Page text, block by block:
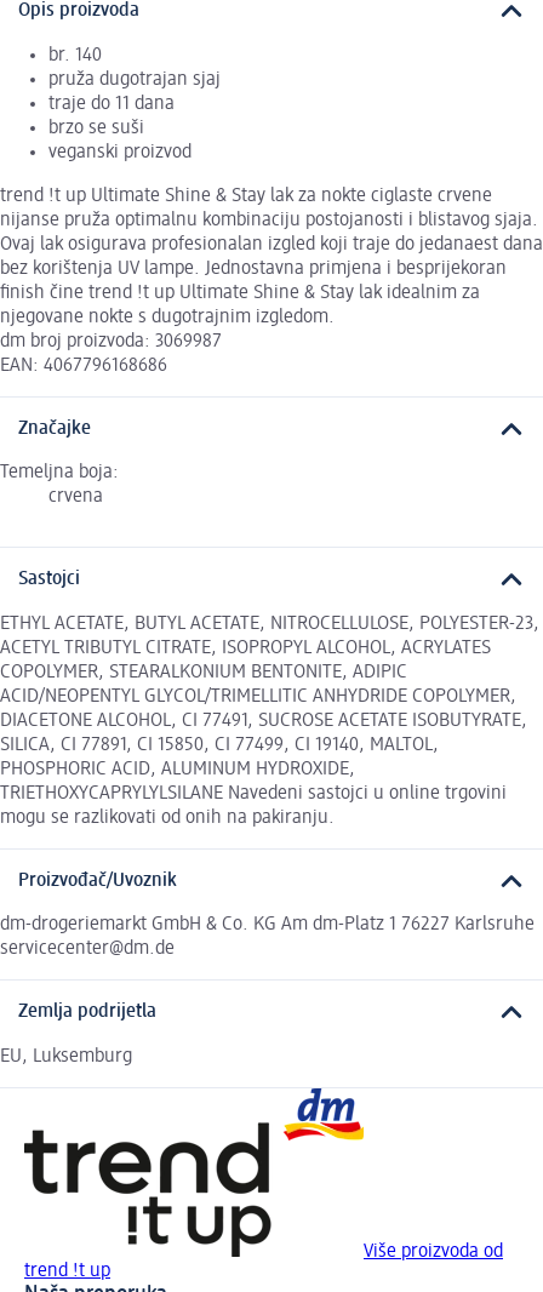
Opis proizvoda
br. 140
pruža dugotrajan sjaj
traje do 11 dana
brzo se suši
veganski proizvod
trend !t up Ultimate Shine & Stay lak za nokte ciglaste crvene
nijanse pruža optimalnu kombinaciju postojanosti i blistavog sjaja.
Ovaj lak osigurava profesionalan izgled koji traje do jedanaest dana
bez korištenja UV lampe. Jednostavna primjena i besprijekoran
finish čine trend !t up Ultimate Shine & Stay lak idealnim za
njegovane nokte s dugotrajnim izgledom.
dm broj proizvoda: 3069987
EAN: 4067796168686
Značajke
Temeljna boja:
crvena
Sastojci
ETHYL ACETATE, BUTYL ACETATE, NITROCELLULOSE, POLYESTER-23,
ACETYL TRIBUTYL CITRATE, ISOPROPYL ALCOHOL, ACRYLATES
COPOLYMER, STEARALKONIUM BENTONITE, ADIPIC
ACID/NEOPENTYL GLYCOL/TRIMELLITIC ANHYDRIDE COPOLYMER,
DIACETONE ALCOHOL, CI 77491, SUCROSE ACETATE ISOBUTYRATE,
SILICA, CI 77891, CI 15850, CI 77499, CI 19140, MALTOL,
PHOSPHORIC ACID, ALUMINUM HYDROXIDE,
TRIETHOXYCAPRYLYLSILANE Navedeni sastojci u online trgovini
mogu se razlikovati od onih na pakiranju.
Proizvođač/Uvoznik
dm-drogeriemarkt GmbH & Co. KG Am dm-Platz 1 76227 Karlsruhe
servicecenter@dm.de
Zemlja podrijetla
EU, Luksemburg
Više proizvoda od
trend !t up